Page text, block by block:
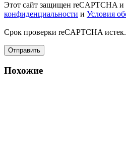
Этот сайт защищен reCAPTCHA
конфиденциальности и Условия
Срок проверки reCAPTCHA истек.
Похожие